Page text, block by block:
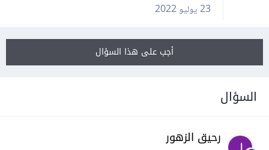
23 يوليو 2022
أجب على هذا السؤال
السؤال
رحيق الزهور